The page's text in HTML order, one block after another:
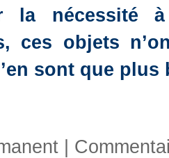
la nécessité
ces objets
sont que plus